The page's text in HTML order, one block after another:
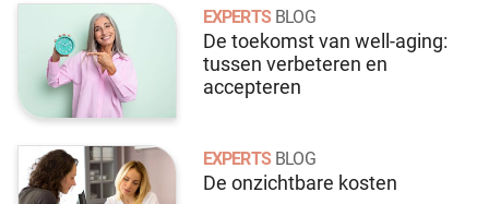
EXPERTS BLOG
De toekomst van well-aging:
tussen verbeteren en
accepteren
EXPERTS BLOG
De onzichtbare kosten